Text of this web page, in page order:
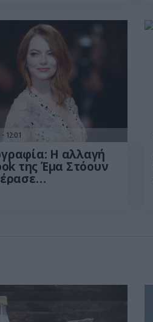
12:01
Η αλλαγή
της Έμα Στόουν